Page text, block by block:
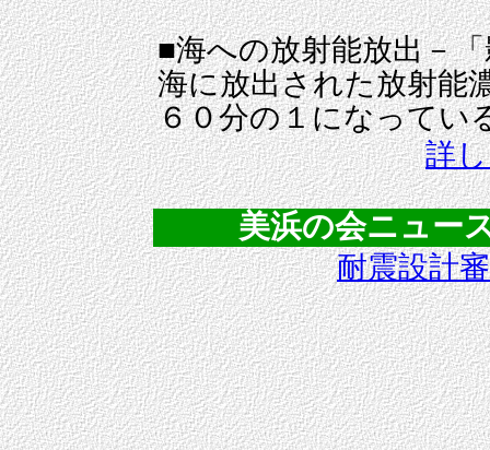
■海への放射能放出－
海に放出された放射能
６０分の１になってい
詳
美浜の会ニュー
耐震設計